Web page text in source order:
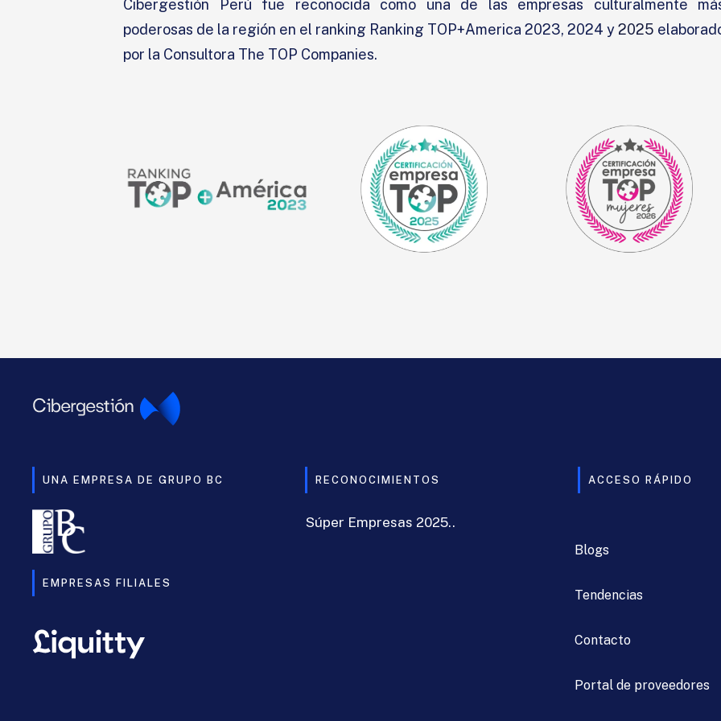
Cibergestión Perú fue reconocida como una de las empresas culturalmente
poderosas de la región en el ranking Ranking TOP+America 2023, 2024 y2025
por la Consultora The TOP Companies.
UNA EMPRESA DE GRUPO BC
EMPRESAS FILIALES
RECONOCIMIENTOS
Súper Empresas 2025..
ACCESO RÁPIDO
Blogs
Tendencias
Contacto
Portal de proveedores